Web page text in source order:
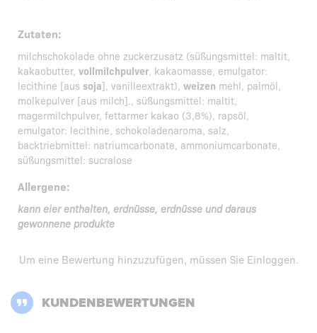
Zutaten:
milchschokolade ohne zuckerzusatz (süßungsmittel: maltit,
kakaobutter, vollmilchpulver, kakaomasse, emulgator:
lecithine [aus soja], vanilleextrakt), weizen mehl, palmöl,
molkepulver [aus milch]., süßungsmittel: maltit,
magermilchpulver, fettarmer kakao (3,8%), rapsöl,
emulgator: lecithine, schokoladenaroma, salz,
backtriebmittel: natriumcarbonate, ammoniumcarbonate,
süßungsmittel: sucralose
Allergene:
kann eier enthalten, erdnüsse, erdnüsse und daraus
gewonnene produkte
Um eine Bewertung hinzuzufügen, müssen Sie Einloggen.
KUNDENBEWERTUNGEN